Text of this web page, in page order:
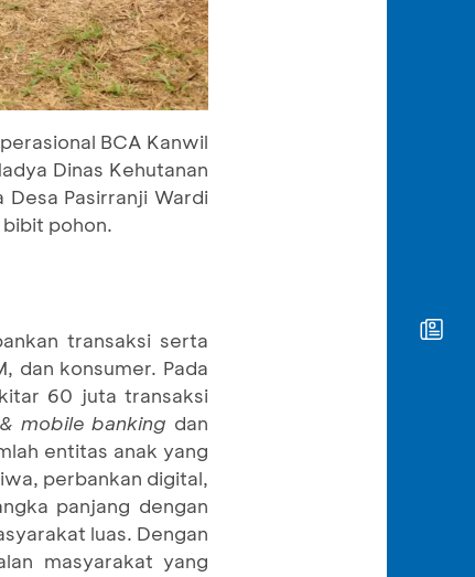
BCA Kanwil
Dinas Kehutanan
Desa Pasirranji Wardi
bibit pohon.
transaksi serta
dan konsumer. Pada
60 juta transaksi
mobile banking dan
entitas anak yang
perbankan digital,
panjang dengan
luas. Dengan
masyarakat yang